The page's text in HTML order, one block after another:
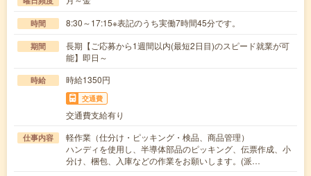
時間 8:30～17:15※表記のうち実働7時間45分です。
期間
長期【ご応募から1週間以内(最短2日目)のスピード就業が可
能】即日～
時給 時給1350円
交通費
交通費支給有り
仕事内容
軽作業（仕分け・ピッキング・検品、商品管理）
ハンディを使用し、半導体部品のピッキング、伝票作成、小
分け、梱包、入庫などの作業をお願いします。(派…